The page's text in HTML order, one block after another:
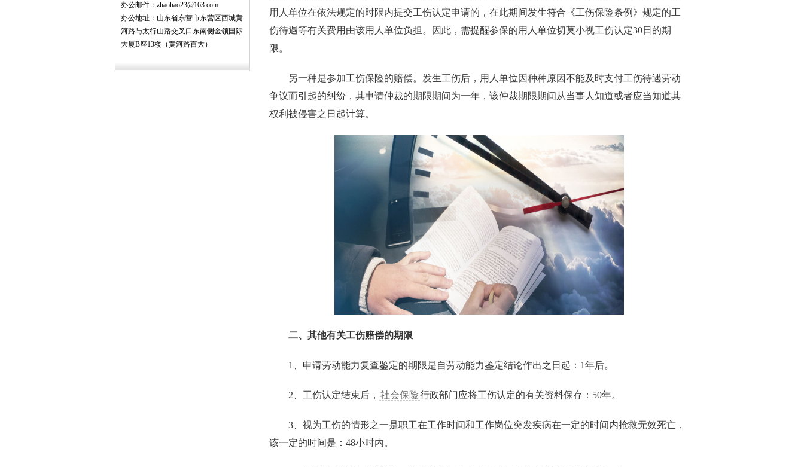
办公邮件：zhaohao23@163.com
办公地址：山东省东营市东营区西城黄
河路与太行山路交叉口东南侧金领国际
大厦B座13楼（黄河路百大）
用人单位在依法规定的时限内提交工伤认定申请的，在此期间发生符合《工伤保险条例》规定的工
伤待遇等有关费用由该用人单位负担。因此，需提醒参保的用人单位切莫小视工伤认定30日的期
限。
另一种是参加工伤保险的赔偿。发生工伤后，用人单位因种种原因不能及时支付工伤待遇劳动
争议而引起的纠纷，其申请仲裁的期限期间为一年，该仲裁期限期间从当事人知道或者应当知道其
权利被侵害之日起计算。
二、其他有关工伤赔偿的期限
1、申请劳动能力复查鉴定的期限是自劳动能力鉴定结论作出之日起：1年后。
2、工伤认定结束后， 社会保险行政部门应将工伤认定的有关资料保存：50年。
3、视为工伤的情形之一是职工在工作时间和工作岗位突发疾病在一定的时间内抢救无效死亡，
该一定的时间是：48小时内。